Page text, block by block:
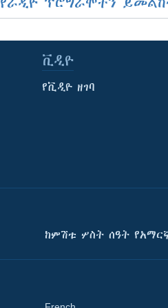
ቪዲዮ
የቪዲዮ ዘገባ
ከምሽቱ ሦስት ሰዓት